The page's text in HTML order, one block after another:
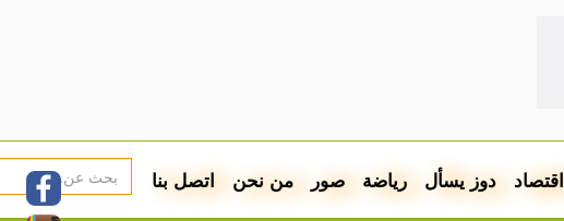
اقتصاد دوز يسأل رياضة صور من نحن اتصل بنا